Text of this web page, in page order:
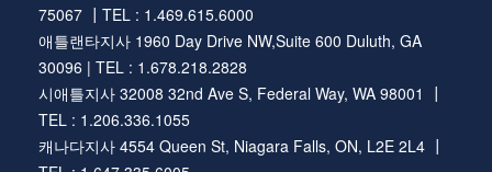
75067 ┃TEL : 1.469.615.6000
애틀랜타지사 1960 Day Drive NW,Suite 600 Duluth, GA
30096 | TEL : 1.678.218.2828
시애틀지사 32008 32nd Ave S, Federal Way, WA 98001 ┃
TEL : 1.206.336.1055
캐나다지사 4554 Queen St, Niagara Falls, ON, L2E 2L4 ┃